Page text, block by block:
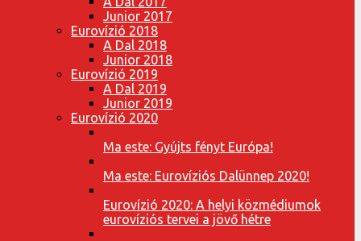
Junior 2017
Eurovízió 2018
A Dal 2018
Junior 2018
Eurovízió 2019
A Dal 2019
Junior 2019
Eurovízió 2020
Ma este: Gyújts fényt Európa!
Ma este: Eurovíziós Dalünnep 2020!
Eurovízió 2020: A helyi közmédiumok
eurovíziós tervei a jövő hétre